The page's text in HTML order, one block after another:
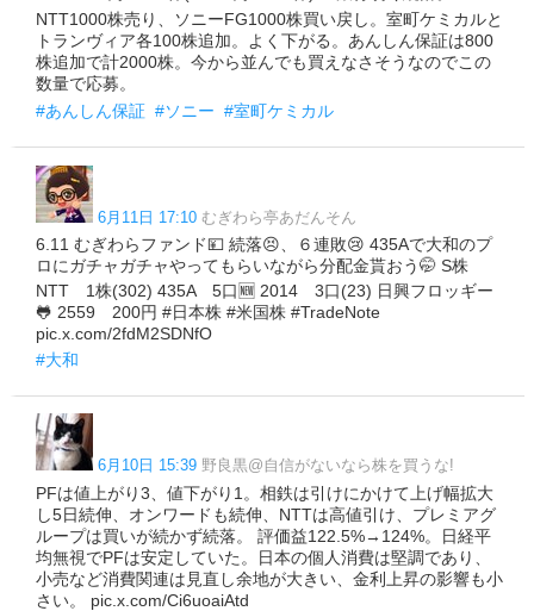
NTT1000株売り、ソニーFG1000株買い戻し。室町ケミカルと
トランヴィア各100株追加。よく下がる。あんしん保証は800
株追加で計2000株。今から並んでも買えなさそうなのでこの
数量で応募。
#あんしん保証 #ソニー #室町ケミカル
6月11日 17:10 むぎわら亭あだんそん
6.11 むぎわらファンド💴 続落😣、６連敗😢 435Aで大和のプ
ロにガチャガチャやってもらいながら分配金貰おう🤭 S株
NTT 1株(302) 435A 5口🆕 2014 3口(23) 日興フロッギー
🐸 2559 200円 #日本株 #米国株 #TradeNote
pic.x.com/2fdM2SDNfO
#大和
6月10日 15:39 野良黒@自信がないなら株を買うな!
PFは値上がり3、値下がり1。相鉄は引けにかけて上げ幅拡大
し5日続伸、オンワードも続伸、NTTは高値引け、プレミアグ
ループは買いが続かず続落。 評価益122.5%→124%。日経平
均無視でPFは安定していた。日本の個人消費は堅調であり、
小売など消費関連は見直し余地が大きい、金利上昇の影響も小
さい。 pic.x.com/Ci6uoaiAtd